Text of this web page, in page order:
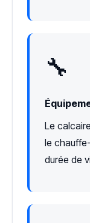
🔧
Le
le
durée de